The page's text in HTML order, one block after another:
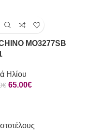
MO3277SB
Ηλίου
€ 65.00€